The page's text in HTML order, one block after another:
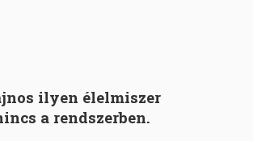
ilyen élelmiszer
a rendszerben.